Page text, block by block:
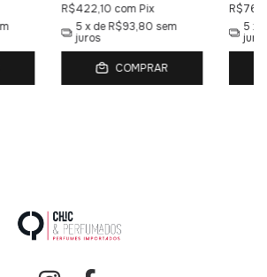
R$422,10 com Pix
5 x deR$93,80 sem
juros
COMPRAR
5 x